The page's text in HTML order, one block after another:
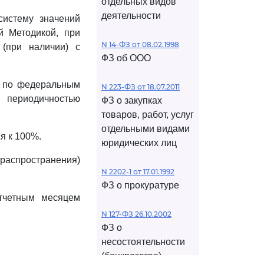
значений
Методикой, при
(при наличии) с
по федеральным
к 100%.
месяцем
деятельности
N 14-ФЗ от 08.02.1998
ФЗ об ООО
N 223-ФЗ от 18.07.2011
ФЗ о закупках
товаров, работ, услуг
отдельными видами
юридических лиц
N 2202-1 от 17.01.1992
ФЗ о прокуратуре
N 127-ФЗ 26.10.2002
ФЗ о
несостоятельности